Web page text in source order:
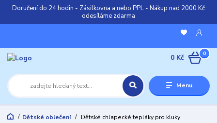
Doručení do 24 hodin - Zásilkovna a nebo PPL - Nákup nad 2000 Kč
odesíláme zdarma
Menu
0
0 Kč
Dětské oblečení
Dětské chlapecké tepláky pro kluky